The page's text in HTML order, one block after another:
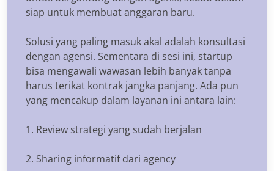
siap untuk membuat anggaran baru.
Solusi yang paling masuk akal adalah konsultasi
dengan agensi. Sementara di sesi ini, startup
bisa mengawali wawasan lebih banyak tanpa
harus terikat kontrak jangka panjang. Ada pun
yang mencakup dalam layanan ini antara lain:
1. Review strategi yang sudah berjalan
2. Sharing informatif dari agency